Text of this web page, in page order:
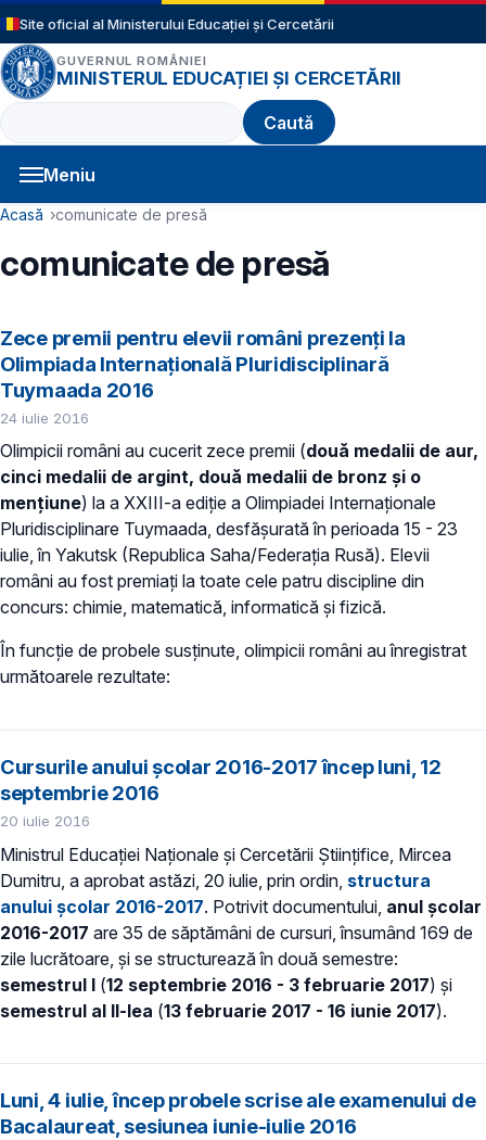
Sari la conținutul principal
Site oficial al Ministerului Educației și Cercetării
GUVERNUL ROMÂNIEI
MINISTERUL EDUCAȚIEI ȘI CERCETĂRII
Caută
Meniu
Navigație principală
Cale de navigare
Acasă comunicate de presă
comunicate de presă
Zece premii pentru elevii români prezenţi la
Olimpiada Internaţională Pluridisciplinară
Tuymaada 2016
24 iulie 2016
Olimpicii români au cucerit zece premii (două medalii de aur,
cinci medalii de argint, două medalii de bronz şi o
menţiune) la a XXIII-a ediţie a Olimpiadei Internaţionale
Pluridisciplinare Tuymaada, desfăşurată în perioada 15 - 23
iulie, în Yakutsk (Republica Saha/Federaţia Rusă). Elevii
români au fost premiaţi la toate cele patru discipline din
concurs: chimie, matematică, informatică şi fizică.
În funcţie de probele susţinute, olimpicii români au înregistrat
următoarele rezultate:
Cursurile anului şcolar 2016-2017 încep luni, 12
septembrie 2016
20 iulie 2016
Ministrul Educaţiei Naţionale şi Cercetării Ştiinţifice, Mircea
Dumitru, a aprobat astăzi, 20 iulie, prin ordin, structura
anului şcolar 2016-2017. Potrivit documentului, anul şcolar
2016-2017 are 35 de săptămâni de cursuri, însumând 169 de
zile lucrătoare, şi se structurează în două semestre:
semestrul I (12 septembrie 2016 - 3 februarie 2017) şi
semestrul al II-lea (13 februarie 2017 - 16 iunie 2017).
Luni, 4 iulie, încep probele scrise ale examenului de
Bacalaureat, sesiunea iunie-iulie 2016